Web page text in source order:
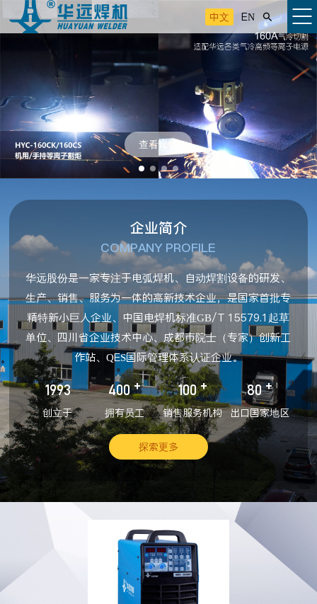
中文 EN 
查看详情
企业简介
COMPANY PROFILE
华远股份是一家专注于电弧焊机、自动焊割设备的研发、
生产、销售、服务为一体的高新技术企业，是国家首批专
精特新小巨人企业、中国电焊机标准GB/T 15579.1起草
单位、四川省企业技术中心、成都市院士（专家）创新工
作站、QES国际管理体系认证企业。
1993
创立于
400 +
拥有员工
100 +
销售服务机构
80 +
出口国家地区
探索更多